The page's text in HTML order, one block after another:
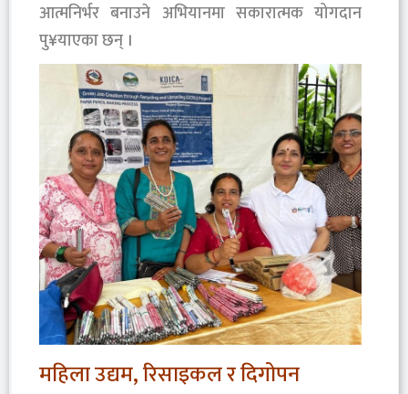
आत्मनिर्भर बनाउने अभियानमा सकारात्मक योगदान
पु¥याएका छन् ।
महिला उद्यम, रिसाइकल र दिगोपन